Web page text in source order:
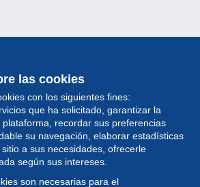
las cookies
con los siguientes fines:
que ha solicitado, garantizar la
recordar sus preferencias
su navegación, elaborar estadísticas
a sus necesidades, ofrecerle
según sus intereses.
son necesarias para el